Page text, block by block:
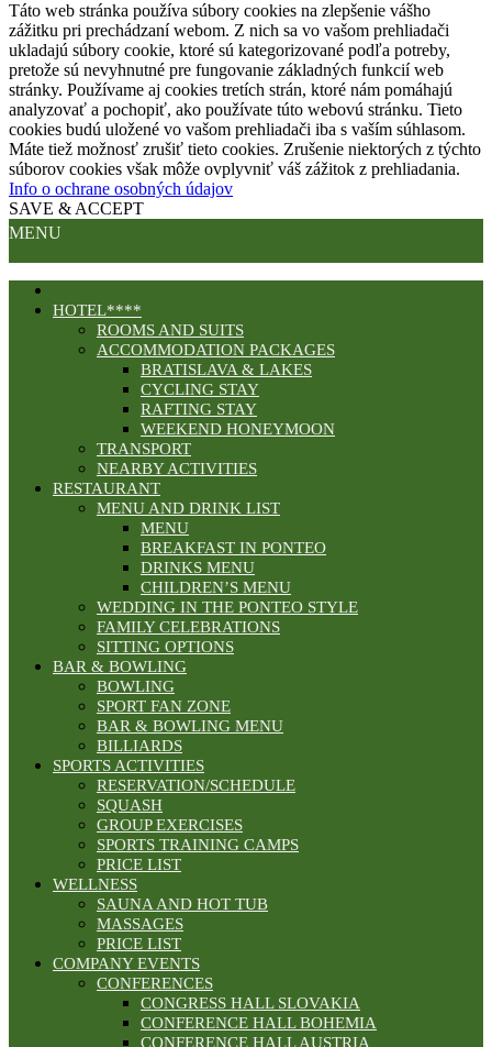
Táto web stránka používa súbory cookies na zlepšenie vášho
zážitku pri prechádzaní webom. Z nich sa vo vašom prehliadači
ukladajú súbory cookie, ktoré sú kategorizované podľa potreby,
pretože sú nevyhnutné pre fungovanie základných funkcií web
stránky. Používame aj cookies tretích strán, ktoré nám pomáhajú
analyzovať a pochopiť, ako používate túto webovú stránku. Tieto
cookies budú uložené vo vašom prehliadači iba s vaším súhlasom.
Máte tiež možnosť zrušiť tieto cookies. Zrušenie niektorých z týchto
súborov cookies však môže ovplyvniť váš zážitok z prehliadania.
Info o ochrane osobných údajov
SAVE & ACCEPT
MENU
HOTEL****
ROOMS AND SUITS
ACCOMMODATION PACKAGES
BRATISLAVA & LAKES
CYCLING STAY
RAFTING STAY
WEEKEND HONEYMOON
TRANSPORT
NEARBY ACTIVITIES
RESTAURANT
MENU AND DRINK LIST
MENU
BREAKFAST IN PONTEO
DRINKS MENU
CHILDREN’S MENU
WEDDING IN THE PONTEO STYLE
FAMILY CELEBRATIONS
SITTING OPTIONS
BAR & BOWLING
BOWLING
SPORT FAN ZONE
BAR & BOWLING MENU
BILLIARDS
SPORTS ACTIVITIES
RESERVATION/SCHEDULE
SQUASH
GROUP EXERCISES
SPORTS TRAINING CAMPS
PRICE LIST
WELLNESS
SAUNA AND HOT TUB
MASSAGES
PRICE LIST
COMPANY EVENTS
CONFERENCES
CONGRESS HALL SLOVAKIA
CONFERENCE HALL BOHEMIA
CONFERENCE HALL AUSTRIA